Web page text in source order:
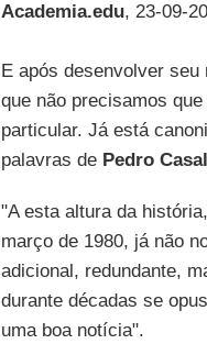
Academia.edu, 23-09-
E após desenvolver
que não precisamos que
particular. Já está
palavras de Pedro
"A esta altura da
março de 1980, já não
adicional, redundante,
durante décadas se
uma boa notícia".